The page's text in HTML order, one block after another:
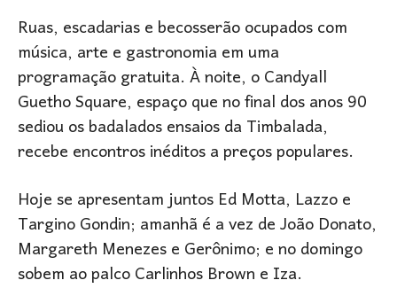
Ruas, escadarias e becosserão ocupados com
música, arte e gastronomia em uma
programação gratuita. À noite, o Candyall
Guetho Square, espaço que no final dos anos 90
sediou os badalados ensaios da Timbalada,
recebe encontros inéditos a preços populares.
Hoje se apresentam juntos Ed Motta, Lazzo e
Targino Gondin; amanhã é a vez de João Donato,
Margareth Menezes e Gerônimo; e no domingo
sobem ao palco Carlinhos Brown e Iza.